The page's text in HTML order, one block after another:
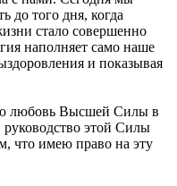
до того дня, когда
стало совершенно
наполняет само наше
и показывая
любовь Высшей Силы в
этой Силы
что имею право на эту